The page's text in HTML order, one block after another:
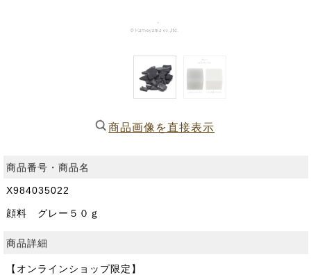
商品画像を直接表示
商品番号・商品名
X984035022
顔料 グレー５０ｇ
商品詳細
【オンラインショップ限定】